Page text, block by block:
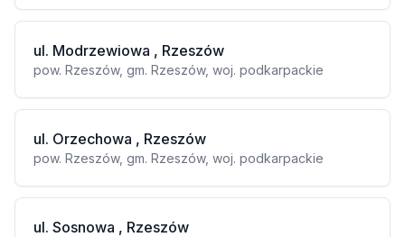
ul. Modrzewiowa , Rzeszów
pow. Rzeszów, gm. Rzeszów, woj. podkarpackie
ul. Orzechowa , Rzeszów
pow. Rzeszów, gm. Rzeszów, woj. podkarpackie
ul. Sosnowa , Rzeszów